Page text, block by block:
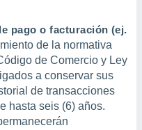
pago o facturación (ej.
de la normativa
de Comercio y Ley
a conservar sus
de transacciones
hasta seis (6) años.